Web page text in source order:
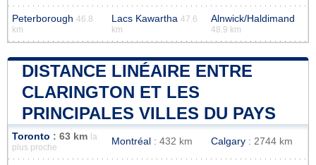
Peterborough 46.8
km
Lacs Kawartha 47.6
km
Alnwick/Haldimand
48.9 km
DISTANCE LINÉAIRE ENTRE
CLARINGTON ET LES
PRINCIPALES VILLES DU PAYS
Toronto : 63 km
la
plus proche
Montréal : 432 km Calgary : 2744 km